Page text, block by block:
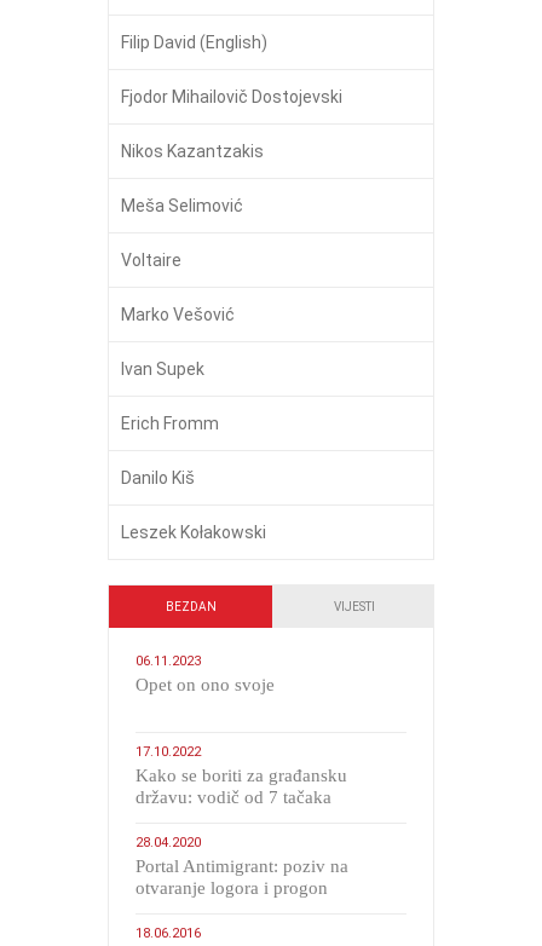
Filip David (English)
Fjodor Mihailovič Dostojevski
Nikos Kazantzakis
Meša Selimović
Voltaire
Marko Vešović
Ivan Supek
Erich Fromm
Danilo Kiš
Leszek Kołakowski
BEZDAN VIJESTI
06.11.2023
​Opet on ono svoje
17.10.2022
Kako se boriti za građansku
državu: vodič od 7 tačaka
28.04.2020
Portal Antimigrant: poziv na
otvaranje logora i progon
18.06.2016